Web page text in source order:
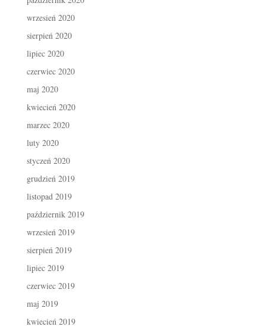
wrzesień 2020
sierpień 2020
lipiec 2020
czerwiec 2020
maj 2020
kwiecień 2020
marzec 2020
luty 2020
styczeń 2020
grudzień 2019
listopad 2019
październik 2019
wrzesień 2019
sierpień 2019
lipiec 2019
czerwiec 2019
maj 2019
kwiecień 2019